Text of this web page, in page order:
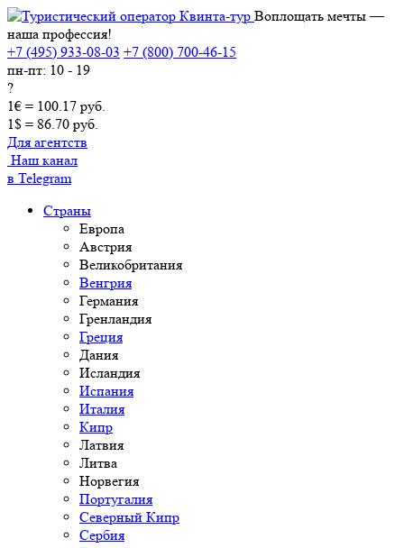
Воплощать мечты —
наша профессия!
+7 (495) 933-08-03 +7 (800) 700-46-15
пн-пт: 10 - 19
?
1€ = 100.17 руб.
1$ = 86.70 руб.
Для агентств
Наш канал
в Telegram
Страны
Европа
Австрия
Великобритания
Венгрия
Германия
Гренландия
Греция
Дания
Исландия
Испания
Италия
Кипр
Латвия
Литва
Норвегия
Португалия
Северный Кипр
Сербия